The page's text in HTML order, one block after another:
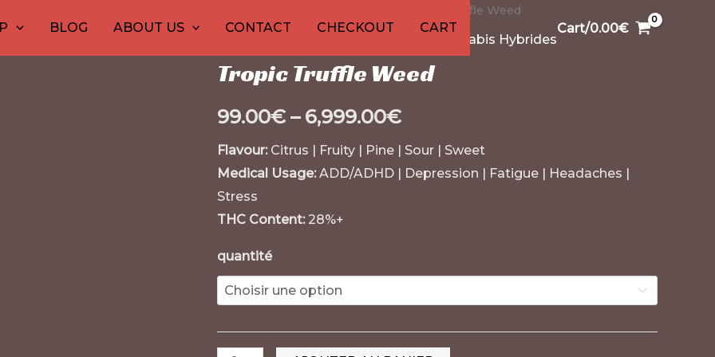
BLOG ABOUT US CONTACT CHECKOUT CART Cart/0.00€
/ Tropic Truffle Weed
Variétés de Cannabis Hybrides
Tropic Truffle Weed
99.00€ – 6,999.00€
Flavour:Citrus | Fruity | Pine | Sour | Sweet
Medical Usage:ADD/ADHD | Depression | Fatigue | Headaches |
Stress
THC Content:28%+
quantité
de
Tropic
Truffle
produits produits
produit
produit
produitproduits
produits
produits
produits
produitsproduitsproduits
produits
produits
produits
produits
produits